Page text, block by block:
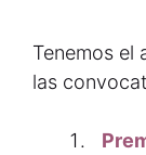
Tenemos el
las